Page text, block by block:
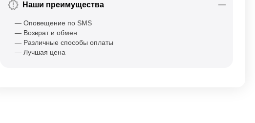
Наши преимущества
— Оповещение по SMS
— Возврат и обмен
— Различные способы оплаты
— Лучшая цена